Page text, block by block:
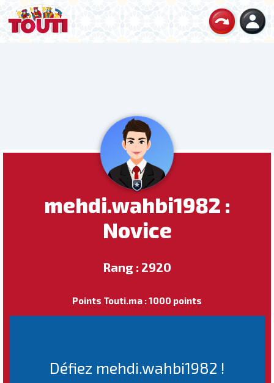
mehdi.wahbi1982 :
Novice
Rang : 2920
Points Touti.ma : 1000 points
Défiez mehdi.wahbi1982 !